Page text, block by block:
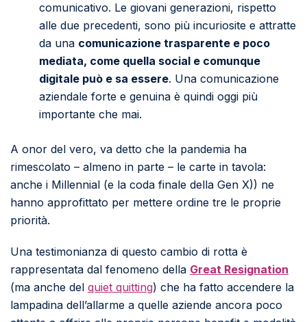
comunicativo. Le giovani generazioni, rispetto
alle due precedenti, sono più incuriosite e attratte
da una comunicazione trasparente e poco
mediata, come quella social e comunque
digitale può e sa essere. Una comunicazione
aziendale forte e genuina è quindi oggi più
importante che mai.
A onor del vero, va detto che la pandemia ha
rimescolato – almeno in parte – le carte in tavola:
anche i Millennial (e la coda finale della Gen X)) ne
hanno approfittato per mettere ordine tre le proprie
priorità.
Una testimonianza di questo cambio di rotta è
rappresentata dal fenomeno della Great Resignation
(ma anche del quiet quitting) che ha fatto accendere la
lampadina dell’allarme a quelle aziende ancora poco